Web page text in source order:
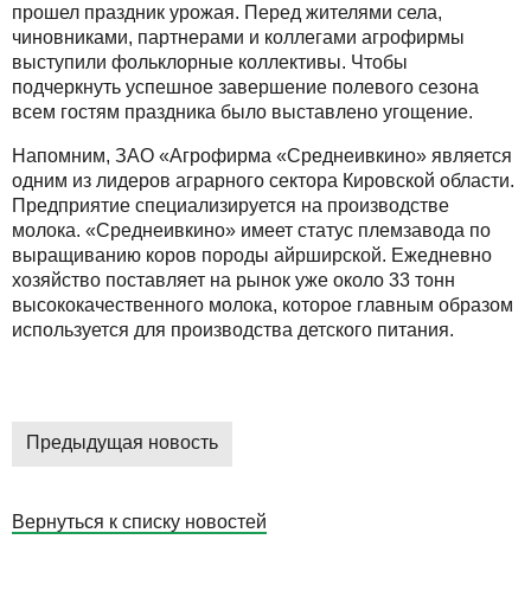
прошел праздник урожая. Перед жителями села,
чиновниками, партнерами и коллегами агрофирмы
выступили фольклорные коллективы. Чтобы
подчеркнуть успешное завершение полевого сезона
всем гостям праздника было выставлено угощение.
Напомним, ЗАО «Агрофирма «Среднеивкино» является
одним из лидеров аграрного сектора Кировской области.
Предприятие специализируется на производстве
молока. «Среднеивкино» имеет статус племзавода по
выращиванию коров породы айрширской. Ежедневно
хозяйство поставляет на рынок уже около 33 тонн
высококачественного молока, которое главным образом
используется для производства детского питания.
Предыдущая новость
Вернуться к списку новостей